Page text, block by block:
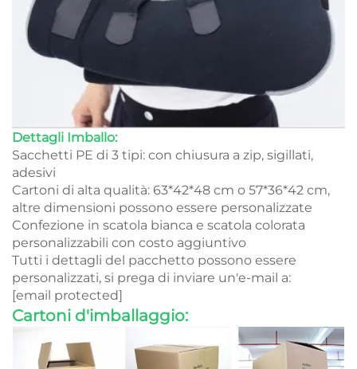
Dettagli Imballo:
Sacchetti PE di 3 tipi: con chiusura a zip, sigillati,
adesivi
Cartoni di alta qualità: 63*42*48 cm o 57*36*42 cm,
altre dimensioni possono essere personalizzate
Confezione in scatola bianca e scatola colorata
personalizzabili con costo aggiuntivo
Tutti i dettagli del pacchetto possono essere
personalizzati, si prega di inviare un'e-mail a:
[email protected]
Cartoni d'imballaggio: